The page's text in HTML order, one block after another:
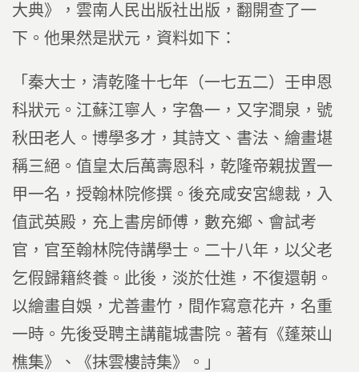
大典》，雲南人民出版社出版，翻開查了一
下。他果然是狀元，資料如下：
「秦大士，清乾隆十七年（一七五二）壬申恩
科狀元。江蘇江寧人，字魯一，又字澗泉，號
秋田老人。博學多才，其詩文、書法、繪畫堪
稱三絕。值皇太后萬壽恩科，乾隆帝親拔置一
甲一名，授翰林院修撰。後充咸安宮總裁，入
值武英殿，充上書房師傅，數充鄉、會試考
官，官至翰林院侍講學士。二十八年，以父老
乞假歸籍終養。此後，淡於仕進，不復還朝。
以繪畫自娛，尤善畫竹，間作寫意花卉，名重
一時。先後受聘主講龍城書院。著有《蓬萊山
樵集》、《抹雲樓詩集》。」